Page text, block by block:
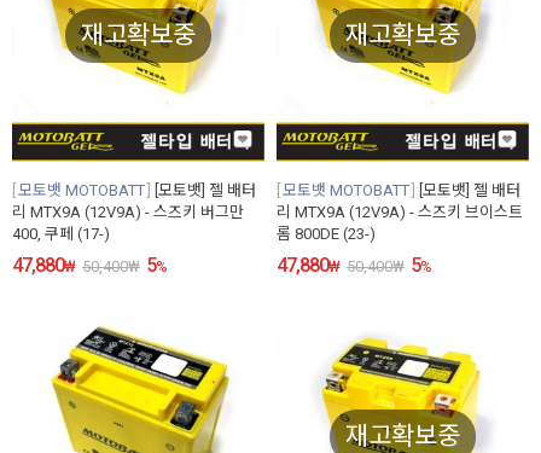
재고확보중
모토뱃 MOTOBATT
[모토뱃] 젤 배터
리 MTX9A (12V9A) - 스즈키 버그만
400, 쿠페 (17-)
47,880₩ 50,400₩ 5%
재고확보중
모토뱃 MOTOBATT
[모토뱃] 젤 배터
리 MTX9A (12V9A) - 스즈키 브이스트
롬 800DE (23-)
47,880₩ 50,400₩ 5%
재고확보중